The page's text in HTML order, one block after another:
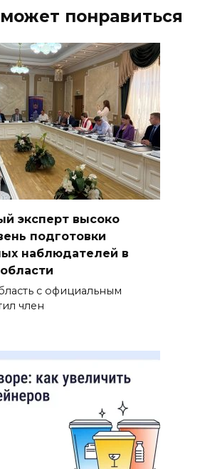
понравиться
эксперт высоко
подготовки
наблюдателей в
с официальным
член